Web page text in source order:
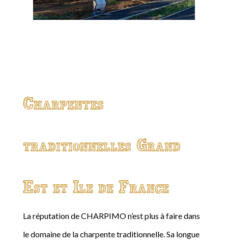
Charpentes
traditionnelles Grand
Est et Ile de France
La réputation de CHARPIMO n’est plus à faire dans
le domaine de la charpente traditionnelle. Sa longue